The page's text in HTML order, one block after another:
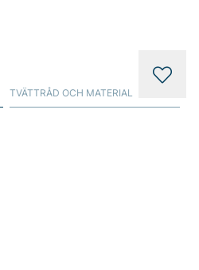
TVÄTTRÅD OCH MATERIAL